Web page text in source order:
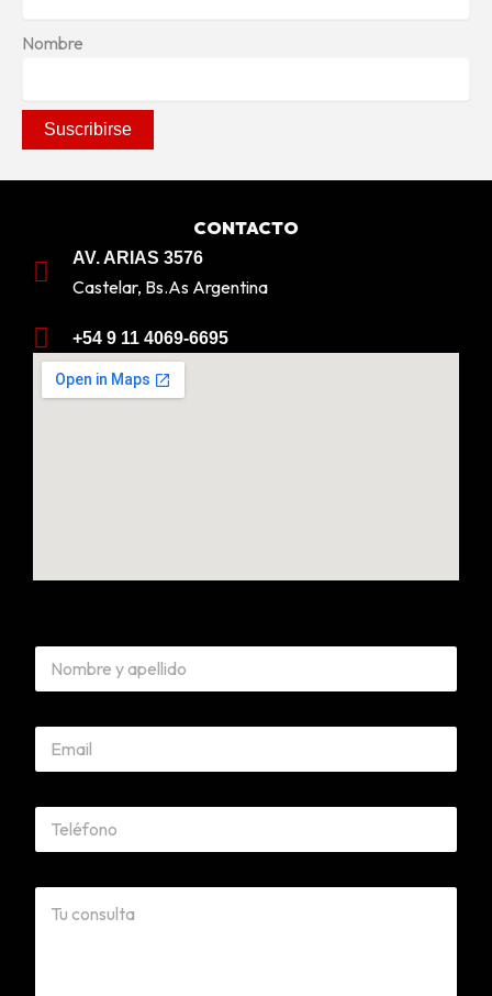
Nombre
CONTACTO
AV. ARIAS 3576
Castelar, Bs.As Argentina
+54 9 11 4069-6695